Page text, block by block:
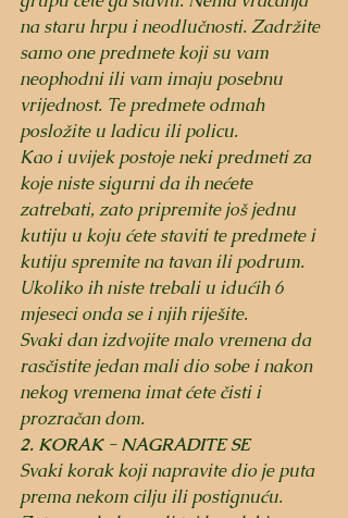
na staru hrpu i neodlučnosti. Zadržite
samo one predmete koji su vam
neophodni ili vam imaju posebnu
vrijednost. Te predmete odmah
posložite u ladicu ili policu.
Kao i uvijek postoje neki predmeti za
koje niste sigurni da ih nećete
zatrebati, zato pripremite još jednu
kutiju u koju ćete staviti te predmete i
kutiju spremite na tavan ili podrum.
Ukoliko ih niste trebali u idućih 6
mjeseci onda se i njih riješite.
Svaki dan izdvojite malo vremena da
rasčistite jedan mali dio sobe i nakon
nekog vremena imat ćete čisti i
prozračan dom.
2. KORAK - NAGRADITE SE
Svaki korak koji napravite dio je puta
prema nekom cilju ili postignuću.